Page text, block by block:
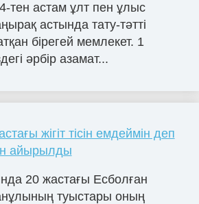
тен астам ұлт пен ұлыс
астында тату-тәтті
бірегей мемлекет. 1
әрбір азамат...
жігіт тісін емдеймін деп
айырылды
20 жастағы Есболған
туыстары оның